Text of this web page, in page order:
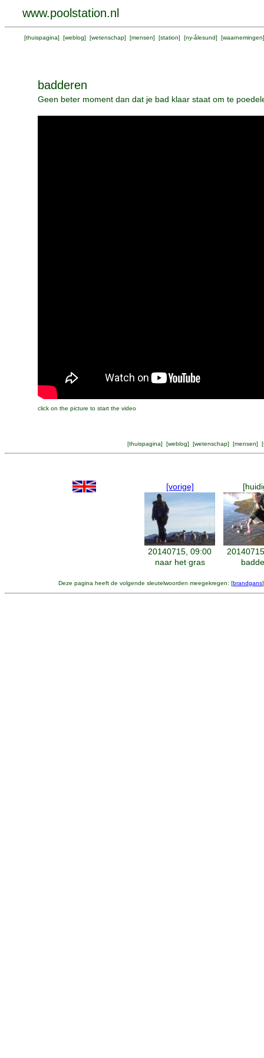
www.poolstation.nl
[thuispagina] [weblog] [wetenschap] [mensen] [station] [ny-ålesund] [waarnemingen
badderen
Geen beter moment dan dat je bad klaar staat om te
click on the picture to start the video
[thuispagina] [weblog] [wetenschap] [mensen] [
[vorige]
20140715, 09:00
naar het gras
Deze pagina heeft de volgende sleutelwoorden meegekregen: [brandgans